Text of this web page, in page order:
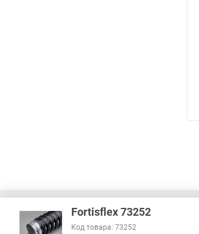
Fortisflex 73252
Код товара: 73252